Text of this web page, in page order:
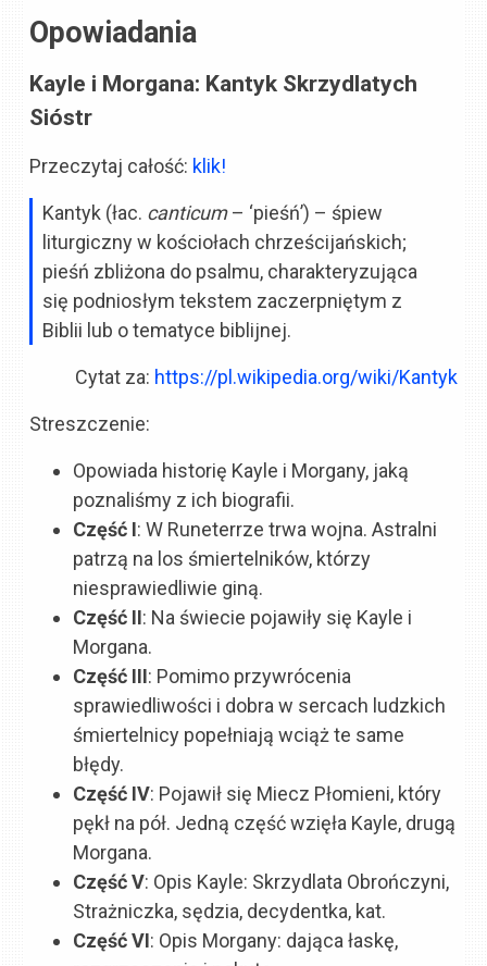
Opowiadania
Kayle i Morgana: Kantyk Skrzydlatych
Sióstr
Przeczytaj całość: klik!
Kantyk (łac. canticum– ‘pieśń’) – śpiew
liturgiczny w kościołach chrześcijańskich;
pieśń zbliżona do psalmu, charakteryzująca
się podniosłym tekstem zaczerpniętym z
Biblii lub o tematyce biblijnej.
Cytat za: https://pl.wikipedia.org/wiki/Kantyk
Streszczenie:
Opowiada historię Kayle i Morgany, jaką
poznaliśmy z ich biografii.
Część I: W Runeterrze trwa wojna. Astralni
patrzą na los śmiertelników, którzy
niesprawiedliwie giną.
Część II: Na świecie pojawiły się Kayle i
Morgana.
Część III: Pomimo przywrócenia
sprawiedliwości i dobra w sercach ludzkich
śmiertelnicy popełniają wciąż te same
błędy.
Część IV: Pojawił się Miecz Płomieni, który
pękł na pół. Jedną część wzięła Kayle, drugą
Morgana.
Część V: Opis Kayle: Skrzydlata Obrończyni,
Strażniczka, sędzia, decydentka, kat.
Część VI: Opis Morgany: dająca łaskę,